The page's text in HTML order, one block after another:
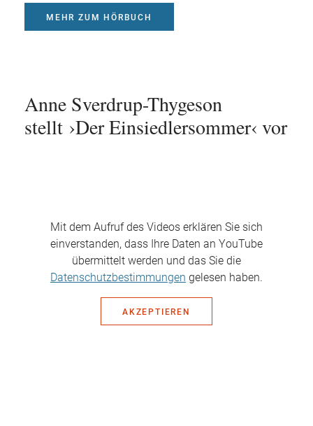
MEHR ZUM HÖRBUCH
Anne Sverdrup-Thygeson
stellt ›Der Einsiedlersommer‹ vor
Mit dem Aufruf des Videos erklären Sie sich
einverstanden, dass Ihre Daten an YouTube
übermittelt werden und das Sie die
Datenschutzbestimmungen gelesen haben.
AKZEPTIEREN